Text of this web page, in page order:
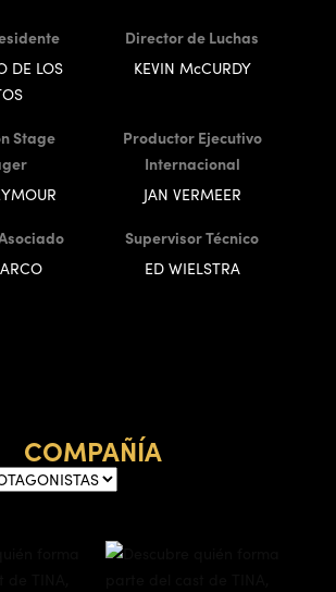
DE LOS
Director de Luchas
KEVIN McCURDY
Stage
Productor Ejecutivo
Internacional
JAN VERMEER
Supervisor Técnico
ED WIELSTRA
COMPAÑÍA